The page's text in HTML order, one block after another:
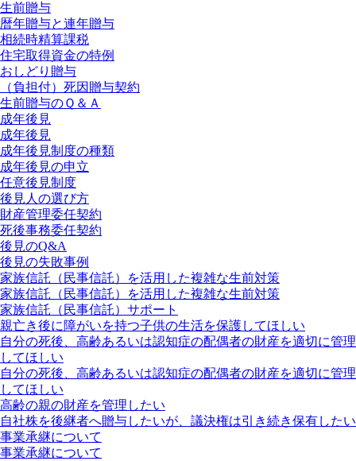
生前贈与
暦年贈与と連年贈与
相続時精算課税
住宅取得資金の特例
おしどり贈与
（負担付）死因贈与契約
生前贈与のＱ＆Ａ
成年後見
成年後見
成年後見制度の種類
成年後見の申立
任意後見制度
後見人の選び方
財産管理委任契約
死後事務委任契約
後見のQ&A
後見の失敗事例
家族信託（民事信託）を活用した複雑な生前対策
家族信託（民事信託）を活用した複雑な生前対策
家族信託（民事信託）サポート
親亡き後に障がいを持つ子供の生活を保護してほしい
自分の死後、高齢あるいは認知症の配偶者の財産を適切に管理
してほしい
自分の死後、高齢あるいは認知症の配偶者の財産を適切に管理
してほしい
高齢の親の財産を管理したい
自社株を後継者へ贈与したいが、議決権は引き続き保有したい
事業承継について
事業承継について